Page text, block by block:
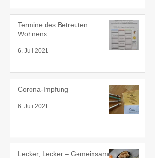
Termine des Betreuten
Wohnens
6. Juli 2021
Corona-Impfung
6. Juli 2021
Lecker, Lecker – Gemeinsames